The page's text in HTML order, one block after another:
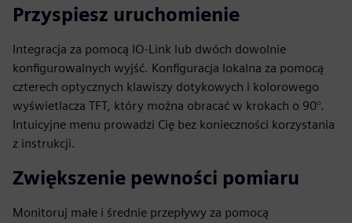
Przyspiesz uruchomienie
Integracja za pomocą IO-Link lub dwóch dowolnie
konfigurowalnych wyjść. Konfiguracja lokalna za pomocą
czterech optycznych klawiszy dotykowych i kolorowego
wyświetlacza TFT, który można obracać w krokach o 90°.
Intuicyjne menu prowadzi Cię bez konieczności korzystania
z instrukcji.
Zwiększenie pewności pomiaru
Monitoruj małe i średnie przepływy za pomocą